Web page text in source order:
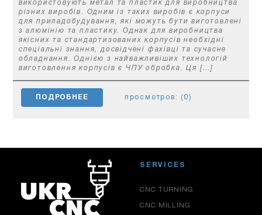
використовують метал та пластик для виробництва
різних виробів. Одним із таких виробів є корпуси
для приладобудування, які можуть бути виготовлені
з алюмінію та пластику. Однак для виробництва
якісних та стандартизованих корпусів необхідні
спеціальні знання, досвідчені фахівці та сучасне
обладнання. Однією з найважливіших технологій
виготовлення корпусів є ЧПУ обробка. Ця […]
ПОДРОБНЕЕ просмотров: (0)
SERVICES
CNC TURNING
CNC MILLING